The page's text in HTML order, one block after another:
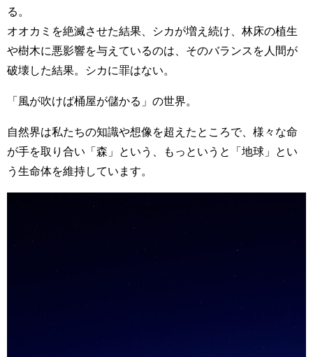
る。
オオカミを絶滅させた結果、シカが増え続け、林床の植生
や樹木に悪影響を与えているのは、そのバランスを人間が
破壊した結果。シカに罪はない。
「風が吹けば桶屋が儲かる」の世界。
自然界は私たちの知識や想像を超えたところで、様々な命
が手を取り合い「森」という、もっというと「地球」とい
う生命体を維持しています。